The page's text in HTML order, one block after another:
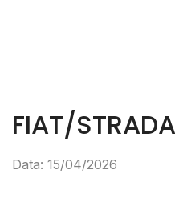
FIAT/
Data: 15/04/2026